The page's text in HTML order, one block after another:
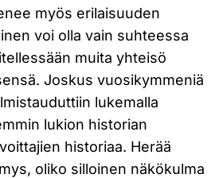
myös erilaisuuden
voi olla vain suhteessa
muita yhteisö
Joskus vuosikymmeniä
lukemalla
lukion historian
historiaa. Herää
oliko silloinen näkökulma